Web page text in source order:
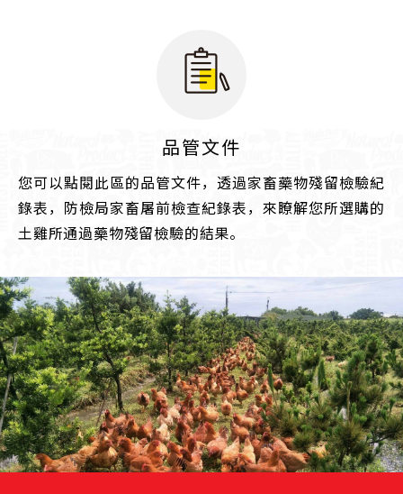
品管文件
您可以點閱此區的品管文件，透過家畜藥物殘留檢驗紀
錄表，防檢局家畜屠前檢查紀錄表，來瞭解您所選購的
土雞所通過藥物殘留檢驗的結果。